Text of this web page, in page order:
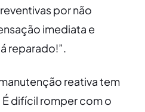
por não
imediata e
reparado!”.
reativa tem
É difícil romper com o